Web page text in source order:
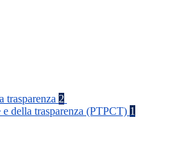
trasparenza 2
della trasparenza (PTPCT) 1